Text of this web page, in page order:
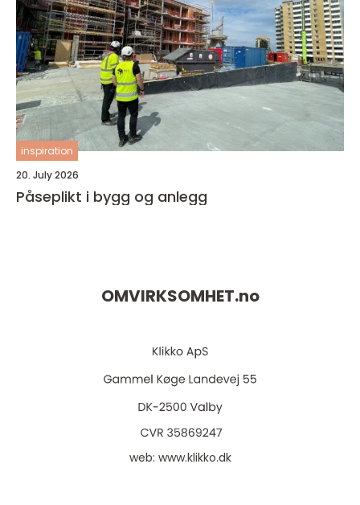
inspiration
20. July 2026
Påseplikt i bygg og anlegg
OMVIRKSOMHET.no
web: www.klikko.dk